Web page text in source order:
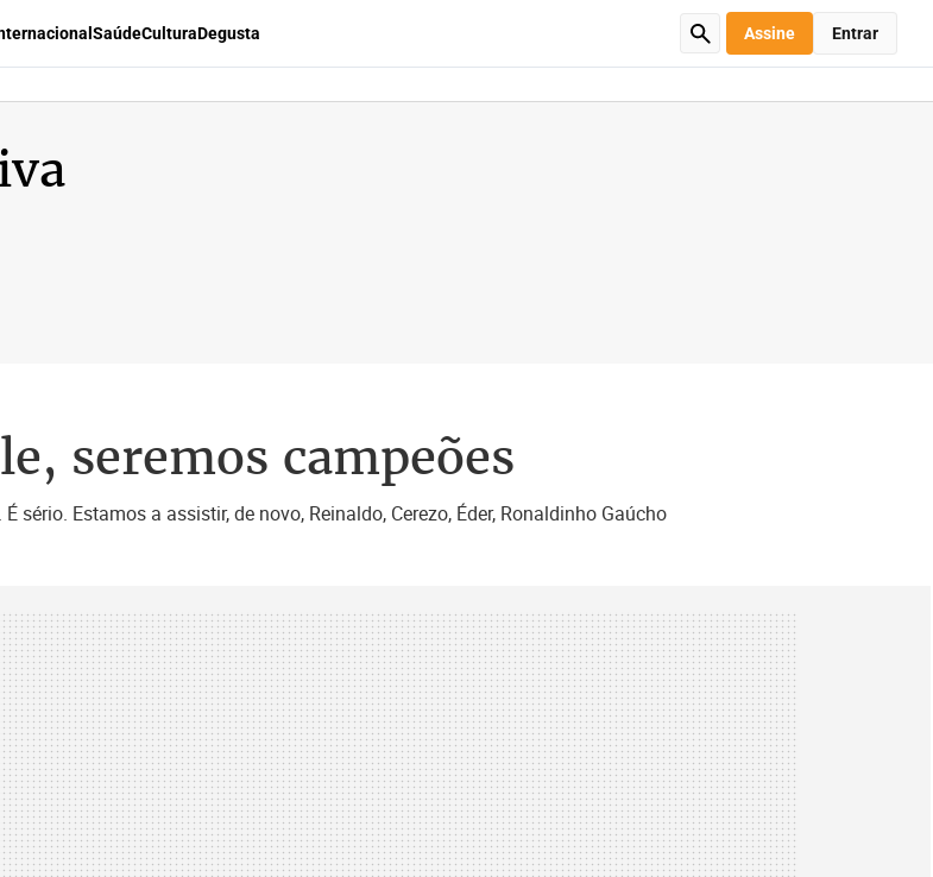
SaúdeCulturaDegusta Assine Entrar
seremos campeões
sério. Estamos a assistir, de novo, Reinaldo, Cerezo, Éder, Ronaldinho Gaúcho